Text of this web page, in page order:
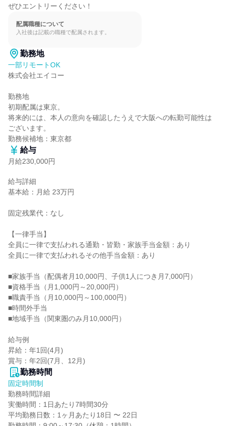
ぜひエントリーください！
配属職種について
入社後は記載の職種で配属されます。
勤務地
一部リモートOK
株式会社エイコー
勤務地
初期配属は東京。
将来的には、本人の意向を確認したうえで大阪への転勤可能性は
ございます。
勤務候補地：東京都
給与
月給230,000円
給与詳細
基本給：月給 23万円
固定残業代：なし
【一律手当】
全員に一律で支払われる通勤・皆勤・家族手当金額：あり
全員に一律で支払われるその他手当金額：あり
■家族手当（配偶者月10,000円、子供1人につき月7,000円）
■資格手当（月1,000円～20,000円）
■職責手当（月10,000円～100,000円）
■時間外手当
■地域手当（関東圏のみ月10,000円）
給与例
昇給：年1回(4月)
賞与：年2回(7月、12月)
勤務時間
固定時間制
勤務時間詳細
実働時間：1日あたり7時間30分
平均勤務日数：1ヶ月あたり18日 〜 22日